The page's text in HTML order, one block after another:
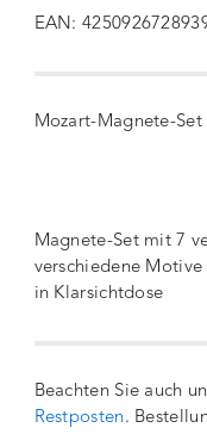
EAN:
Mozart-Magnete-
Magnete-Set mit 7
verschiedene
in Klarsichtdose
Beachten Sie auch
Restposten.